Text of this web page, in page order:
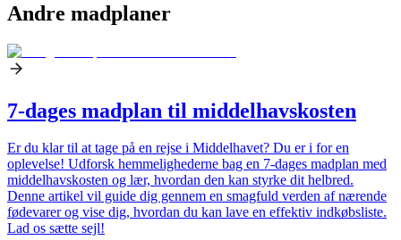
Andre madplaner
7-dages madplan til middelhavskosten
Er du klar til at tage på en rejse i Middelhavet? Du er i for en
oplevelse! Udforsk hemmelighederne bag en 7-dages madplan med
middelhavskosten og lær, hvordan den kan styrke dit helbred.
Denne artikel vil guide dig gennem en smagfuld verden af nærende
fødevarer og vise dig, hvordan du kan lave en effektiv indkøbsliste.
Lad os sætte sejl!